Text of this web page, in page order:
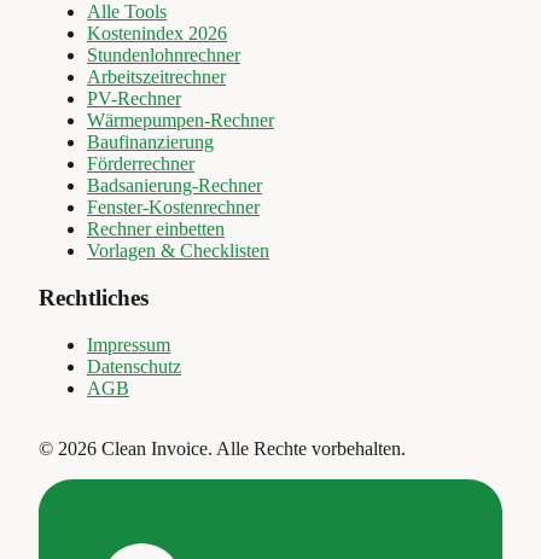
Alle Tools
Kostenindex 2026
Stundenlohnrechner
Arbeitszeitrechner
PV-Rechner
Wärmepumpen-Rechner
Baufinanzierung
Förderrechner
Badsanierung-Rechner
Fenster-Kostenrechner
Rechner einbetten
Vorlagen & Checklisten
Rechtliches
Impressum
Datenschutz
AGB
© 2026 Clean Invoice. Alle Rechte vorbehalten.